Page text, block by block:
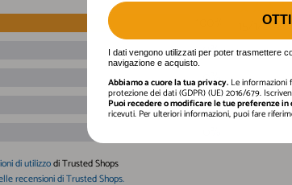
I dati vengono utilizzati per poter trasmettere
navigazione e acquisto.
Abbiamo a cuore la tua privacy. Le informazioni
protezione dei dati (GDPR) (UE) 2016/679.
Puoi recedere o modificare le tue preferenze
ricevuti. Per ulteriori informazioni, puoi fare